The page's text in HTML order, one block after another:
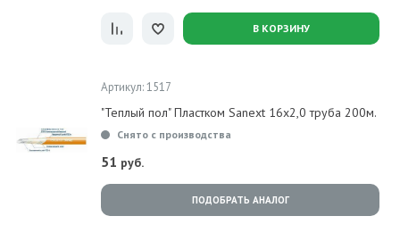
В КОРЗИНУ
Артикул: 1517
"Теплый пол" Пластком Sanext 16х2,0 труба 200м.
Снято с производства
51 руб.
ПОДОБРАТЬ АНАЛОГ